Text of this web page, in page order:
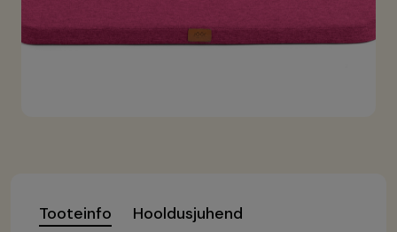
Tooteinfo
Hooldusjuhend